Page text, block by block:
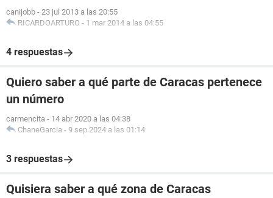
canijobb - 23 jul 2013 a las 20:55
RICARDOARTURO - 1 mar 2014 a las 04:55
4 respuestas
Quiero saber a qué parte de Caracas pertenece
un número
carmencita - 14 abr 2020 a las 04:38
ChaneGarcia - 9 sep 2024 a las 01:14
3 respuestas
Quisiera saber a qué zona de Caracas